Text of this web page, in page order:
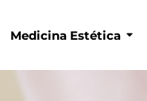
Medicina Estética